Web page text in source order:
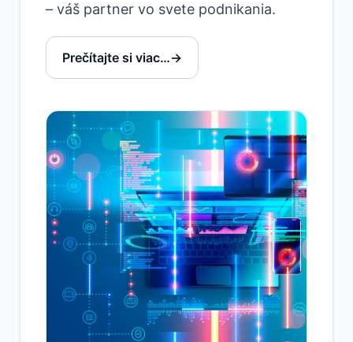
– váš partner vo svete podnikania.
Prečítajte si viac…→